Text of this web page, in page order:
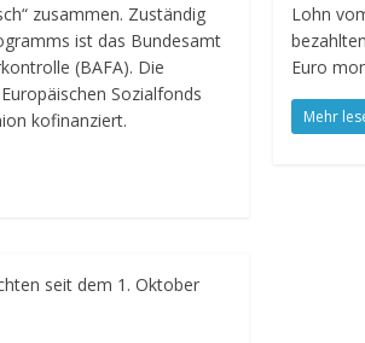
zusammen. Zuständig
ist das Bundesamt
(BAFA). Die
Sozialfonds
kofinanziert.
Lohn
Euro
Mehr
seit dem 1. Oktober